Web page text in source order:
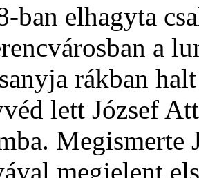
ban elhagyta
a
rákban
lett József
Megismerte
megjelent